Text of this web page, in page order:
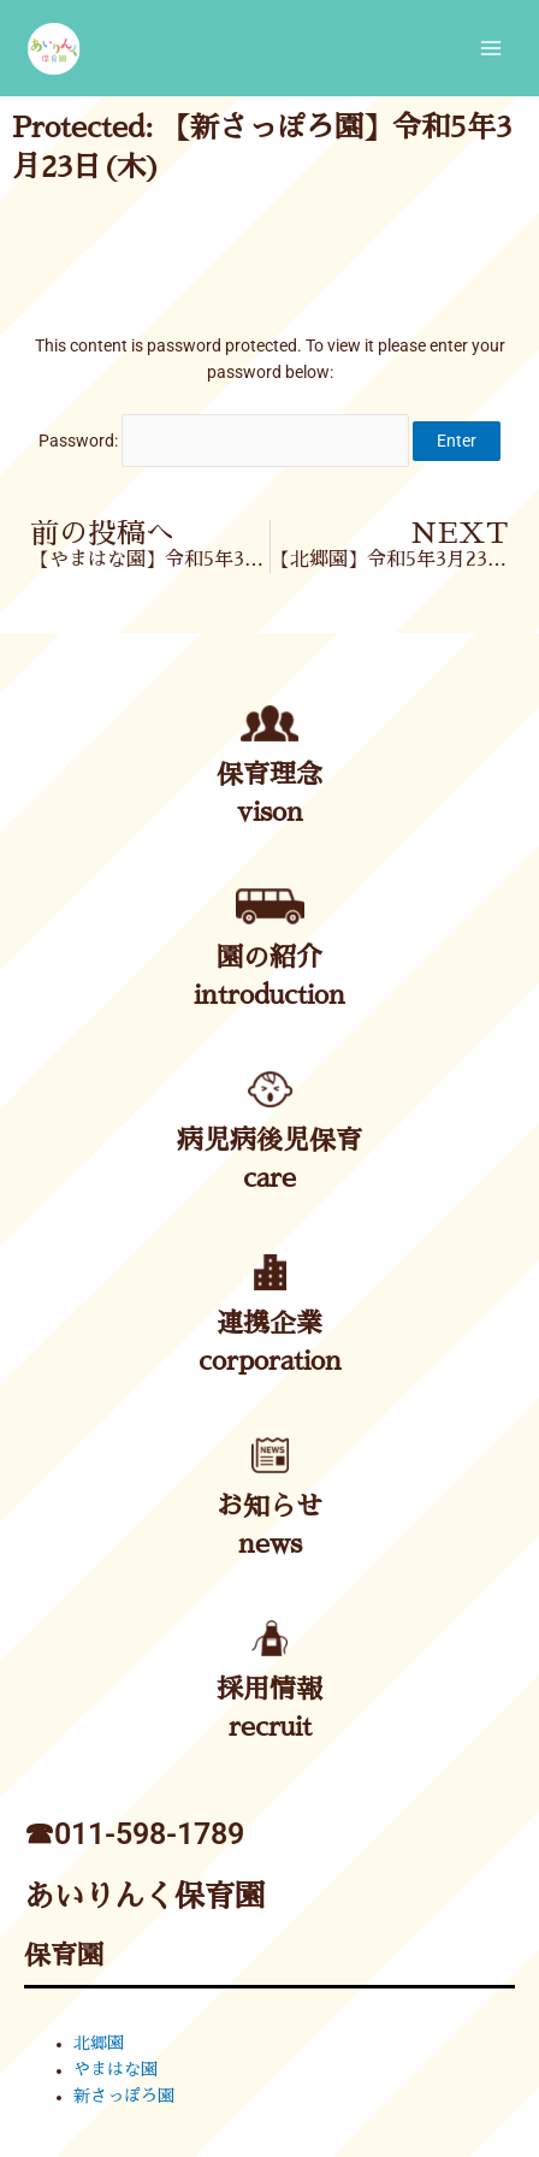
content
Protected: 【新さっぽろ園】令和5年3
月23日(木)
This content is password protected. To view it please enter your
password below:
Password:
Prev
前の投稿へ
【やまはな園】令和5年3月22日(水)
NEXT
【北郷園】令和5年3月23日(木)
保育理念
vison
園の紹介
introduction
病児病後児保育
care
連携企業
corporation
お知らせ
news
採用情報
recruit
☎︎011-598-1789
あいりんく保育園
保育園
北郷園
やまはな園
新さっぽろ園